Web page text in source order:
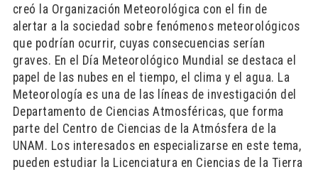
creó la Organización Meteorológica con el fin de
alertar a la sociedad sobre fenómenos meteorológicos
que podrían ocurrir, cuyas consecuencias serían
graves. En el Día Meteorológico Mundial se destaca el
papel de las nubes en el tiempo, el clima y el agua. La
Meteorología es una de las líneas de investigación del
Departamento de Ciencias Atmosféricas, que forma
parte del Centro de Ciencias de la Atmósfera de la
UNAM. Los interesados en especializarse en este tema,
pueden estudiar la Licenciatura en Ciencias de la Tierra